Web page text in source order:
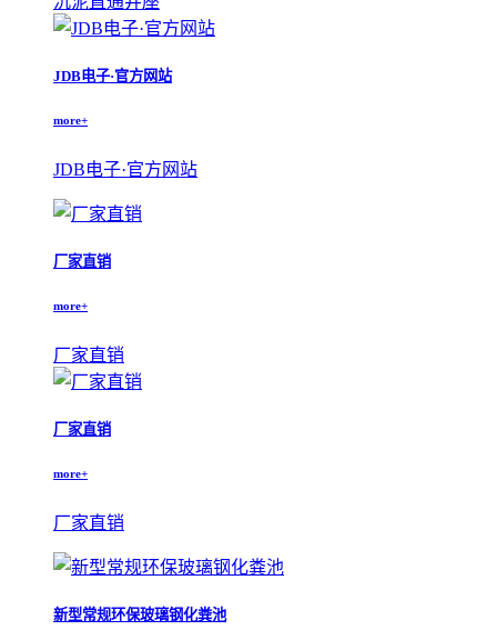
JDB电子·官方网站
more+
JDB电子·官方网站
厂家直销
more+
厂家直销
厂家直销
more+
厂家直销
新型常规环保玻璃钢化粪池